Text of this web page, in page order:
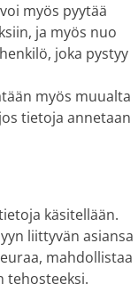
myös pyytää
ja myös nuo
joka pystyy
myös muualta
tietoja annetaan
käsitellään.
liittyvän asiansa
mahdollistaa
tehosteeksi.